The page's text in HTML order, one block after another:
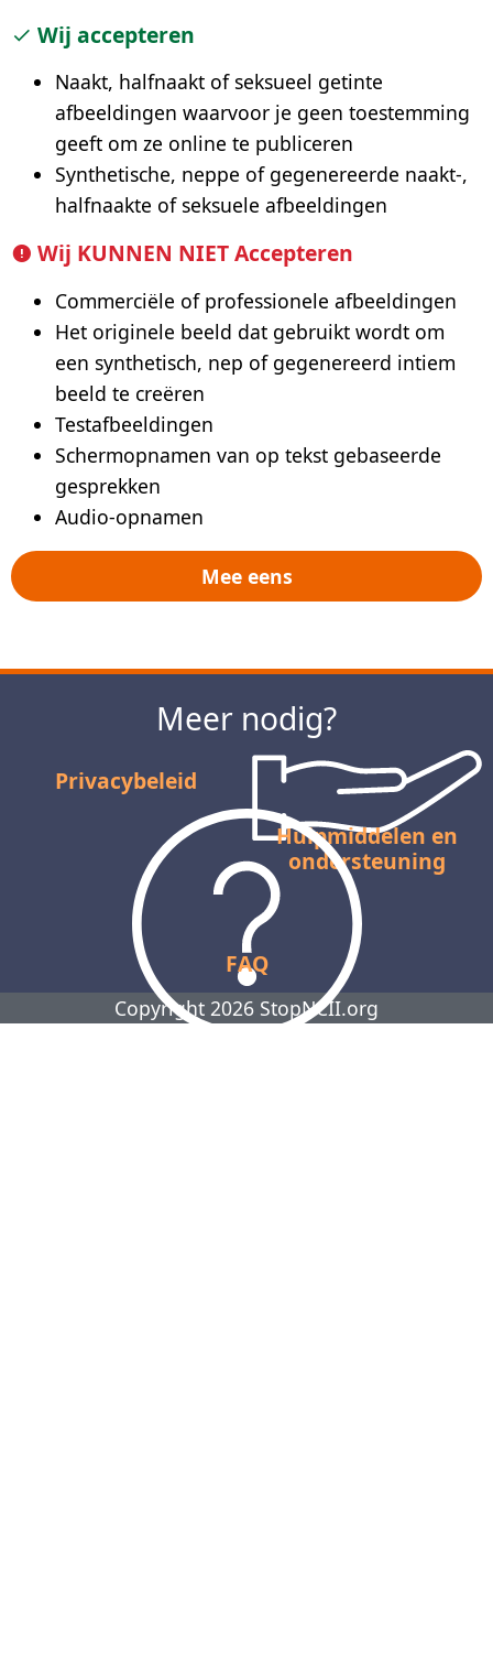
Wij accepteren
Naakt, halfnaakt of seksueel getinte
afbeeldingen waarvoor je geen toestemming
geeft om ze online te publiceren
Synthetische, neppe of gegenereerde naakt-,
halfnaakte of seksuele afbeeldingen
Wij KUNNEN NIET Accepteren
Commerciële of professionele afbeeldingen
Het originele beeld dat gebruikt wordt om
een synthetisch, nep of gegenereerd intiem
beeld te creëren
Testafbeeldingen
Schermopnamen van op tekst gebaseerde
gesprekken
Audio-opnamen
Mee eens
Meer nodig?
Privacybeleid
Hulpmiddelen en
ondersteuning
FAQ
Copyright 2026 StopNCII.org